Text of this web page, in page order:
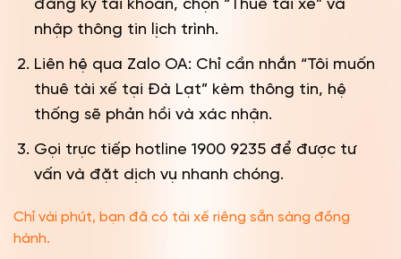
đăng ký tài khoản, chọn “Thuê tài xế” và
nhập thông tin lịch trình.
Liên hệ qua Zalo OA: Chỉ cần nhắn “Tôi muốn
thuê tài xế tại Đà Lạt” kèm thông tin, hệ
thống sẽ phản hồi và xác nhận.
Gọi trực tiếp hotline 1900 9235 để được tư
vấn và đặt dịch vụ nhanh chóng.
Chỉ vài phút, bạn đã có tài xế riêng sẵn sàng đồng
hành.